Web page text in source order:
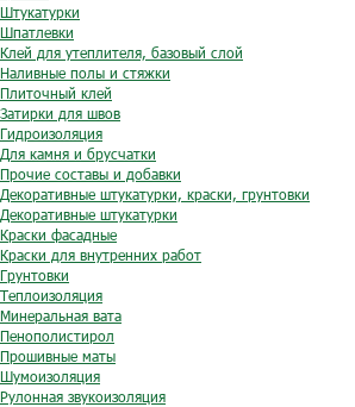
Штукатурки
Шпатлевки
Клей для утеплителя, базовый слой
Наливные полы и стяжки
Плиточный клей
Затирки для швов
Гидроизоляция
Для камня и брусчатки
Прочие составы и добавки
Декоративные штукатурки, краски, грунтовки
Декоративные штукатурки
Краски фасадные
Краски для внутренних работ
Грунтовки
Теплоизоляция
Минеральная вата
Пенополистирол
Прошивные маты
Шумоизоляция
Рулонная звукоизоляция